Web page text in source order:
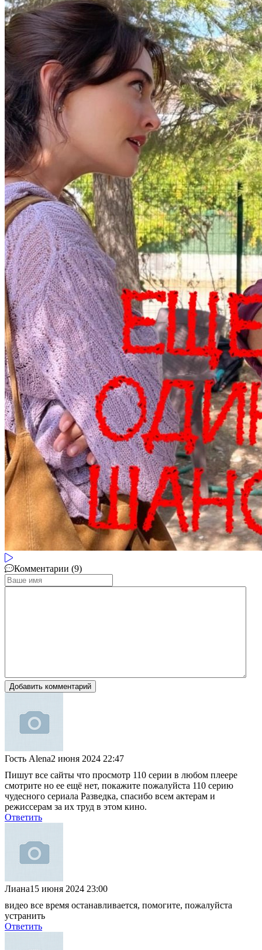
Комментарии (9)
Добавить комментарий
Гость Alena2 июня 2024 22:47
Пишут все сайты что просмотр 110 серии в любом плеере
смотрите но ее ещё нет, покажите пожалуйста 110 серию
чудесного сериала Разведка, спасибо всем актерам и
режиссерам за их труд в этом кино.
Ответить
Лиана15 июня 2024 23:00
видео все время останавливается, помогите, пожалуйста
устранить
Ответить